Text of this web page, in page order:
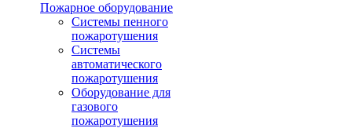
Пожарное оборудование
Системы пенного
пожаротушения
Системы
автоматического
пожаротушения
Оборудование для
газового
пожаротушения